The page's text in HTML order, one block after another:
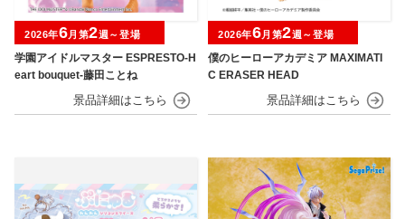
学園アイドルマスター ESPRESTO-H
eart bouquet-藤田ことね
2026年6月第2週～登場
僕のヒーローアカデミア MAXIMATI
C ERASER HEAD
2026年6月第2週～登場